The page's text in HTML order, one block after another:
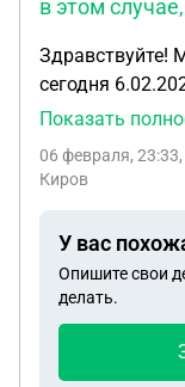
в этом
Здравствуйте!
сегодня
папа проживал
справки о
информации по
Так
справку в
напряжённые
делает это
Показать
06 февраля, 23:33
Киров
У вас
Опишите свои
делать.